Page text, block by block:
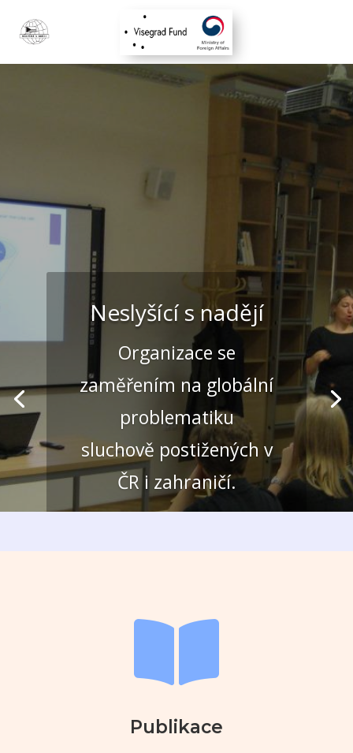
Neslyšící s nadějí
Organizace se
zaměřením na globální
problematiku
sluchově postižených v
ČR i zahraničí.

Publikace